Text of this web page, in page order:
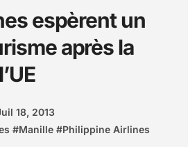
espèrent un
après la
18, 2013
#Manille #Philippine Airlines